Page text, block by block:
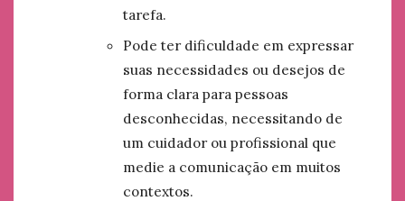
tarefa.
Pode ter dificuldade em expressar
suas necessidades ou desejos de
forma clara para pessoas
desconhecidas, necessitando de
um cuidador ou profissional que
medie a comunicação em muitos
contextos.